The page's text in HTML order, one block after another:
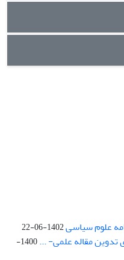
علوم سیاسی1402-06-22
تدوین مقاله علمی- ...
1400-